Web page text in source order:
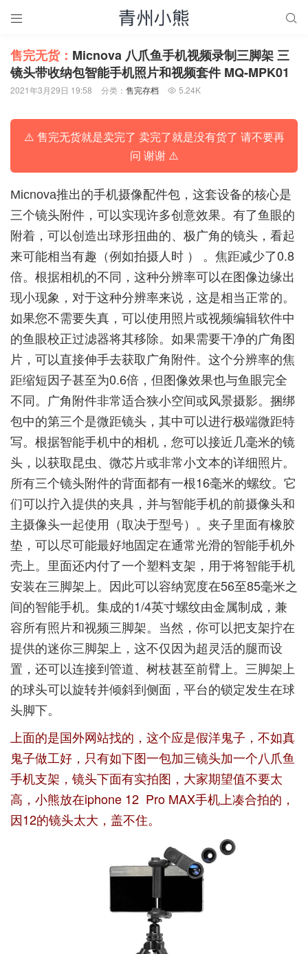
 
售完无货： Micnova 八爪鱼手机视频录制三脚架 三
镜头带收纳包智能手机照片和视频套件 MQ-MPK01
2021年3月29日 19:58 分类： 售完存档  5.24K
⚠️ 售完无货就是卖完了 卖完了就是没有货了 请不要再
问 谢谢 ⚠️
Місnоvа推出的手机摄像配件包，这套设备的核心是
三个镜头附件，可以实现许多创意效果。有了鱼眼的
附着，可以创造出球形扭曲的、极广角的镜头，看起
来可能相当有趣（例如拍摄人时 ） 。焦距减少了0.8
倍。根据相机的不同，这种分辨率可以在图像边缘出
现小现象，对于这种分辨率来说，这是相当正常的。
如果您不需要失真，可以使用照片或视频编辑软件中
的鱼眼校正过滤器将其移除。如果需要干净的广角图
片，可以直接伸手去获取广角附件。这个分辨率的焦
距缩短因子甚至为0.6倍，但图像效果也与鱼眼完全
不同。广角附件非常适合狭小空间或风景摄影。捆绑
包中的第三个是微距镜头，其中可以进行极端微距特
写。根据智能手机中的相机，您可以接近几毫米的镜
头，以获取昆虫、微芯片或非常小文本的详细照片。
所有三个镜头附件的背面都有一根16毫米的螺纹。它
们可以拧入提供的夹具，并与智能手机的前摄像头和
主摄像头一起使用（取决于型号）。夹子里面有橡胶
垫，可以尽可能最好地固定在通常光滑的智能手机外
壳上。里面还内付了一个塑料支架，用于将智能手机
安装在三脚架上。因此可以容纳宽度在56至85毫米之
间的智能手机。集成的1/4英寸螺纹由金属制成，兼
容所有照片和视频三脚架。当然，你可以把支架拧在
提供的迷你三脚架上，这不仅因为超灵活的腿而设
置，还可以连接到管道、树枝甚至前臂上。三脚架上
的球头可以旋转并倾斜到侧面，平台的锁定发生在球
头脚下。
上面的是国外网站找的，这个应是假洋鬼子，不如真
鬼子做工好，只有如下图一包加三镜头加一个八爪鱼
手机支架，镜头下面有实拍图，大家期望值不要太
高，小熊放在iphone 12 Pro MAX手机上凑合拍的，
因12的镜头太大，盖不住。